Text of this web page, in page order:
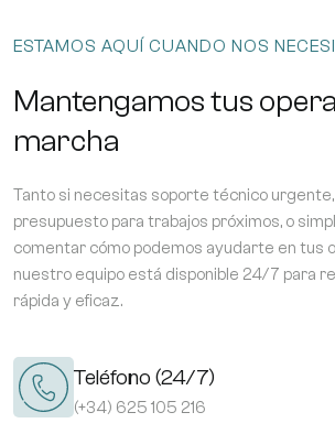
ESTAMOS AQUÍ CUANDO NOS
Mantengamos tus
marcha
Tanto si necesitas soporte técnico urgente,
presupuesto para trabajos próximos, o
comentar cómo podemos ayudarte en tus
nuestro equipo está disponible 24/7 para
rápida y eficaz.
Teléfono (24/7)
(+34) 625 105 216